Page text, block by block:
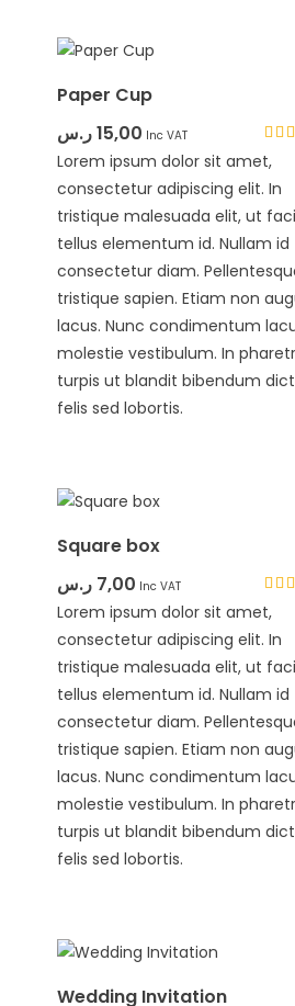
Paper Cup
Rated
4.33
out
15,00ر.س Inc VAT
Lorem ipsum dolor sit amet,
consectetur adipiscing elit. In
tristique malesuada elit, ut
tellus elementum id. Nullam id
consectetur diam.
tristique sapien. Etiam non
lacus. Nunc condimentum
molestie vestibulum. In
turpis ut blandit bibendum
felis sed lobortis.
Square box
Rated
4.33
out
7,00 ر.س Inc VAT
Lorem ipsum dolor sit amet,
consectetur adipiscing elit. In
tristique malesuada elit, ut
tellus elementum id. Nullam id
consectetur diam.
tristique sapien. Etiam non
lacus. Nunc condimentum
molestie vestibulum. In
turpis ut blandit bibendum
felis sed lobortis.
Wedding Invitation